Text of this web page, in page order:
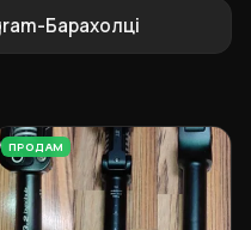
Барахолці
ПРОДАМ